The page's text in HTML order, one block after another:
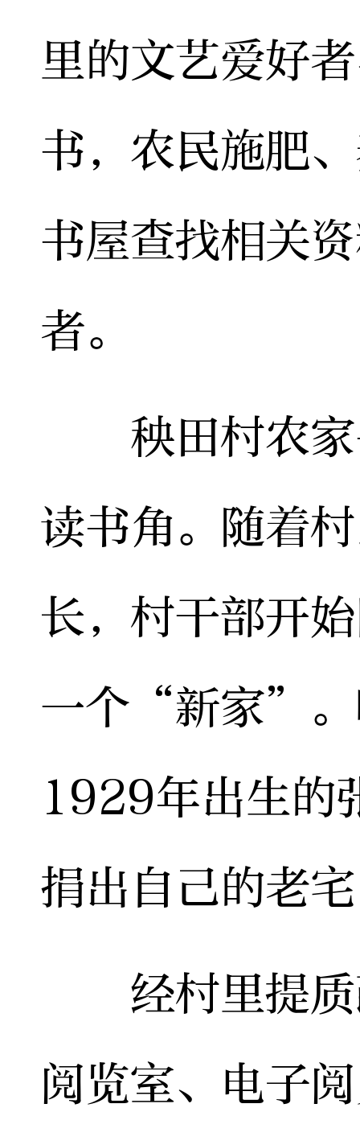
里的文艺爱好
书，农民施肥
书屋查找相关
者。
秧田村农家
读书角。随着
长，村干部开
一个“新家”。
1929年出生的
捐出自己的老
经村里提质
阅览室、电子